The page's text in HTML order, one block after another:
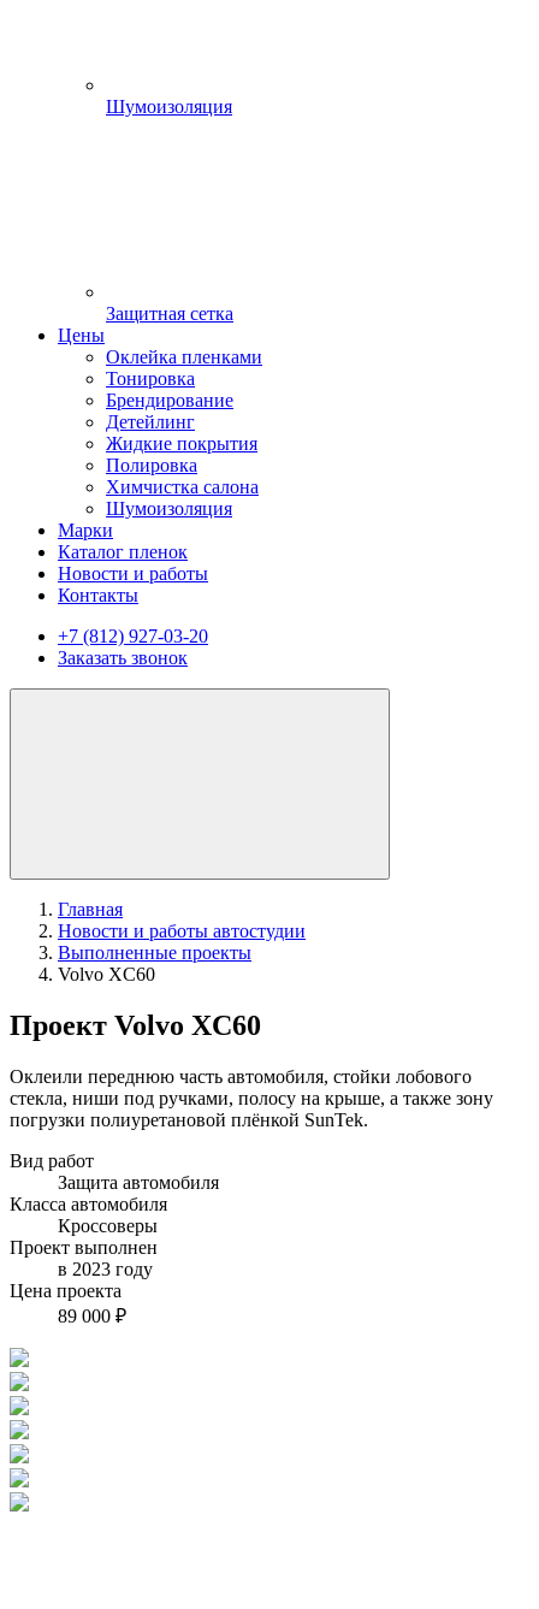
Шумоизоляция
Защитная сетка
Цены
Оклейка пленками
Тонировка
Брендирование
Детейлинг
Жидкие покрытия
Полировка
Химчистка салона
Шумоизоляция
Марки
Каталог пленок
Новости и работы
Контакты
+7 (812) 927-03-20
Заказать звонок
Главная
Новости и работы автостудии
Выполненные проекты
Volvo XC60
Проект Volvo XC60
Оклеили переднюю часть автомобиля, стойки лобового
стекла, ниши под ручками, полосу на крыше, а также зону
погрузки полиуретановой плёнкой SunTek.
Вид работ
Защита автомобиля
Класса автомобиля
Кроссоверы
Проект выполнен
в 2023 году
Цена проекта
89 000 ₽